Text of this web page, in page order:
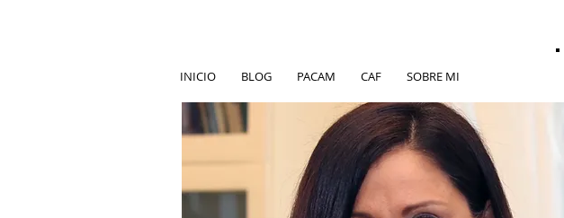
INICIO BLOG PACAM CAF SOBRE MI